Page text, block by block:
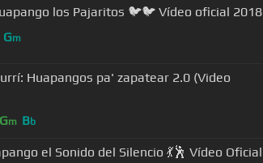
los Pajaritos 🐦🐦 Vídeo oficial 2018
Gm
Huapangos pa' zapatear 2.0 (Video
Gm Bb
el Sonido del Silencio 💃🕺 Vídeo Oficial